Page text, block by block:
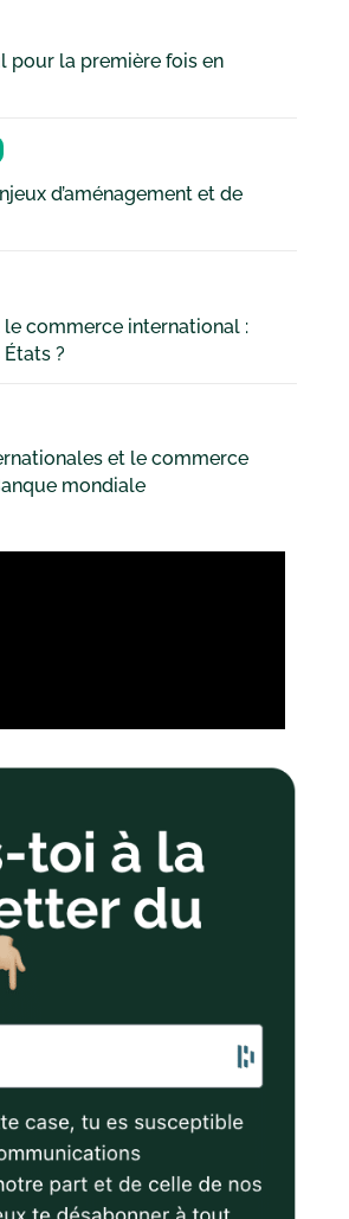
pour la première fois en
d’aménagement et de
le commerce international :
?
et le commerce
mondiale